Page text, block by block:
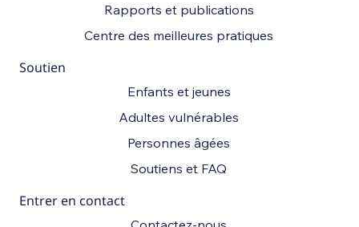
Rapports et publications
Centre des meilleures pratiques
Soutien
Enfants et jeunes
Adultes vulnérables
Personnes âgées
Soutiens et FAQ
Entrer en contact